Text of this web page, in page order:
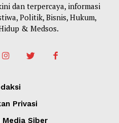
dan terpercaya, informasi
Politik, Bisnis, Hukum,
& Medsos.
Privasi
Media Siber